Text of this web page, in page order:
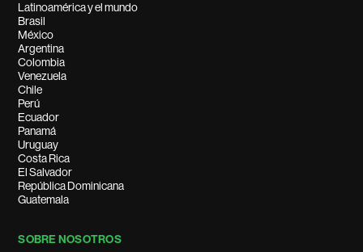
Latinoamérica y el mundo
Brasil
México
Argentina
Colombia
Venezuela
Chile
Perú
Ecuador
Panamá
Uruguay
Costa Rica
El Salvador
República Dominicana
Guatemala
SOBRE NOSOTROS